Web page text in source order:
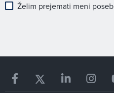
Želim prejemati meni